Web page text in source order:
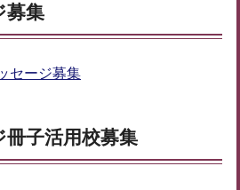
募集
セージ募集
冊子活用校募集